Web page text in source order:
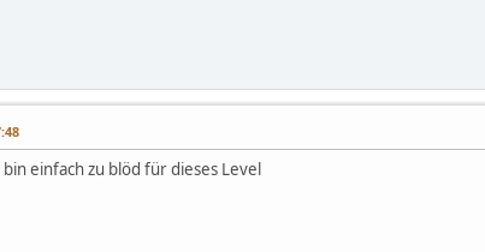
einfach zu blöd für dieses Level